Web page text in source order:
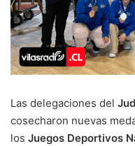
Las delegaciones del
cosecharon nuevas
los Juegos Deportivos